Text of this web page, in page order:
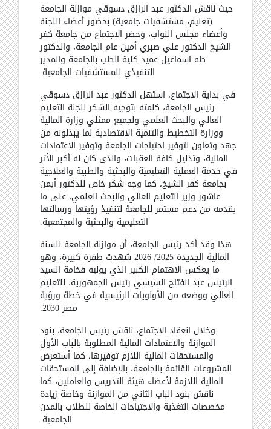
حيث ناقش الدكتور عبد الرازق دسوقي موازنة الجامعة
(تعليم، مستشفيات جامعية) بحضور أعضاء اللجنة
وأعضاء مجلس النواب، وحضر الاجتماع من جامعة كفر
الشيخ الدكتور علي صبري أمين عام الجامعة، والدكتور
طه اسماعيل عميد كلية الطب بالجامعة والمدير
التنفيذي للمستشفيات الجامعية.
في بداية الاجتماع، استهل الدكتور عبد الرازق دسوقي
رئيس الجامعة، كلمته بتوجيه الشكر للجنة التعليم
العالي والبحث العلمي ولجميع ممثلي وزارة المالية
ووزارة التخطيط والتنمية الاقتصادية لما يبذلونه من
جهد وتعاون لتوفير احتياجات الجامعة وتوفير الاعتمادات
المالية، وتذليل كافة العقبات، والذى كان له أكبر الأثر
في خدمة العملية التعليمية والبحثية والطبية والعلاجية
بجامعة كفر الشيخ، كما وجه شكر خاص للدكتور أيمن
عاشور وزير التعليم العالي والبحث العلمي، على ما
يقدمه من دعم مستمر للجامعة لتنفيذ رؤيتها ورسالتها
التعليمية والبحثية والمجتمعية.
هذا وقد أكد رئيس الجامعة، أن موازنة الجامعة للسنة
المالية الجديدة 2025/ 2026 شهدت طفرة كبيرة، وهو
ما يعكس الاهتمام الكبير الذي يوليه فخامة السيد
الرئيس عبد الفتاح السيسي رئيس الجمهورية، للتعليم
العالي ووضعه من الأولويات الرئيسية في خطة ورؤية
مصر 2030
.
وخلال انعقاد الاجتماع، ناقش رئيس الجامعة، بنود
الموازنة والاعتمادات المالية المطلوبة بالباب الأول
والمستحقات المالية اللازم توفيرها، كما أستعرض
المشروعات القائمة بالجامعة، بالإضافة إلى المستحقات
المالية اللازمة لأعضاء هيئة التدريس والعاملين، كما
ناقش بنود الباب الثاني من الموازنة وخاصة زيادة
مخصصات التغذية والاجتياحات الخاصة للطلاب بالمدن
الجامعية.